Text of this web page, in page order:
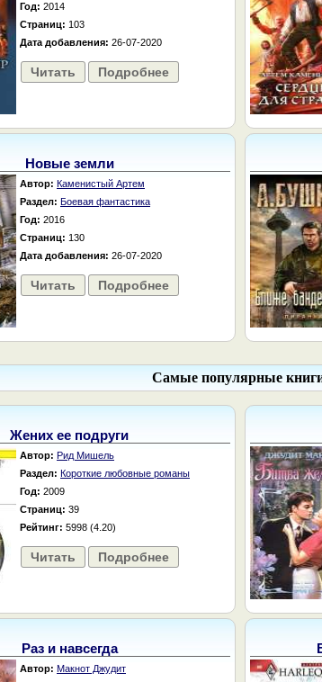
Год: 2014
Страниц: 103
Дата добавления: 26-07-2020
Читать Подробнее
Новые земли
Автор: Каменистый Артем
Раздел: Боевая фантастика
Год: 2016
Страниц: 130
Дата добавления: 26-07-2020
Читать Подробнее
Самые популярные
Жених ее подруги
Автор: Рид Мишель
Раздел: Короткие любовные романы
Год: 2009
Страниц: 39
Рейтинг: 5998 (4.20)
Читать Подробнее
Раз и навсегда
Автор: Макнот Джудит